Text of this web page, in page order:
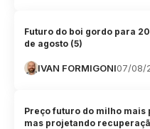
Futuro do boi gordo para
de agosto (5)
IVAN FORMIGONI07/08/
Preço futuro do milho mais
mas projetando